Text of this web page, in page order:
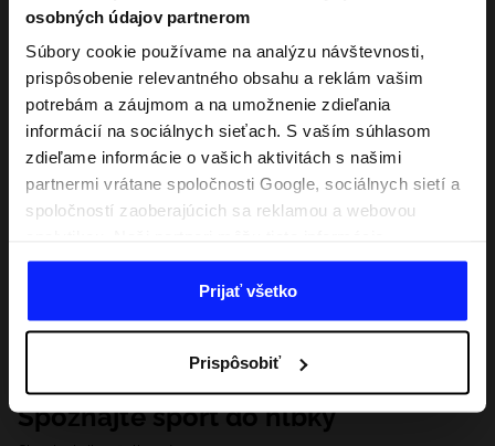
osobných údajov partnerom
Súbory cookie používame na analýzu návštevnosti,
prispôsobenie relevantného obsahu a reklám vašim
potrebám a záujmom a na umožnenie zdieľania
informácií na sociálnych sieťach. S vaším súhlasom
zdieľame informácie o vašich aktivitách s našimi
partnermi vrátane spoločnosti Google, sociálnych sietí a
spoločností zaoberajúcich sa reklamou a webovou
kombinovať s inými, ktoré poskytnete mimo tejto
webovej stránky, ako aj s údajmi, ktoré získajú v
dôsledku vášho používania ich služieb. S vaším
našim partnerom, aby sme zacielili a zlepšili spôsob
zobrazovania online reklamy, vykonali analytický
prieskum, upravili obsah a zlepšili riešenia ponúkané
Prijať všetko
Prispôsobiť
Spoznajte šport do hĺbky